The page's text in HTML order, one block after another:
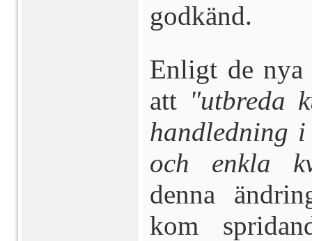
godkänd.
Enligt de nya
att "utbreda
handledning i
och enkla
denna
kom